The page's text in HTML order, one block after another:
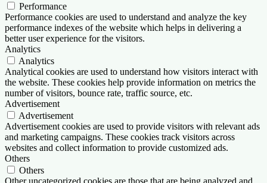
Performance
Performance cookies are used to understand and analyze the key
performance indexes of the website which helps in delivering a
better user experience for the visitors.
Analytics
Analytics
Analytical cookies are used to understand how visitors interact with
the website. These cookies help provide information on metrics the
number of visitors, bounce rate, traffic source, etc.
Advertisement
Advertisement
Advertisement cookies are used to provide visitors with relevant ads
and marketing campaigns. These cookies track visitors across
websites and collect information to provide customized ads.
Others
Others
Other uncategorized cookies are those that are being analyzed and